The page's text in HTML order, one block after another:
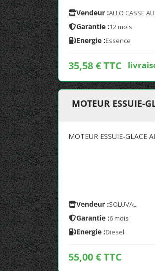
Vendeur :ALLO CASSE
Garantie :12 mois
Energie :Essence
35,58 € TTC
MOTEUR ESSUIE-
MOTEUR ESSUIE-GLACE
Vendeur :SOLUVAL
Garantie :6 mois
Energie :Diesel
55,00 € TTC